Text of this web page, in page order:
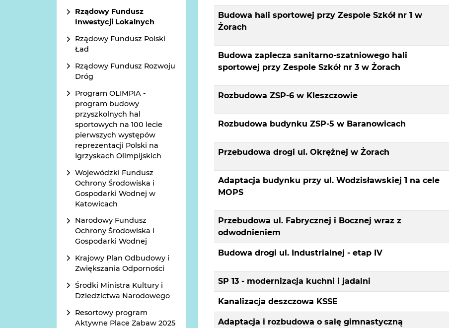
Rządowy Fundusz
Inwestycji Lokalnych
Rządowy Fundusz Polski
Ład
Rządowy Fundusz Rozwoju
Dróg
Program OLIMPIA -
program budowy
przyszkolnych hal
sportowych na 100 lecie
pierwszych występów
reprezentacji Polski na
Igrzyskach Olimpijskich
Wojewódzki Fundusz
Ochrony Środowiska i
Gospodarki Wodnej w
Katowicach
Narodowy Fundusz
Ochrony Środowiska i
Gospodarki Wodnej
Krajowy Plan Odbudowy i
Zwiększania Odporności
Środki Ministra Kultury i
Dziedzictwa Narodowego
Resortowy program
Aktywne Place Zabaw 2025
Budowa hali sportowej przy Zespole Szkół nr 1 w
Żorach
Budowa zaplecza sanitarno-szatniowego hali
sportowej przy Zespole Szkół nr 3 w Żorach
Rozbudowa ZSP-6 w Kleszczowie
Rozbudowa budynku ZSP-5 w Baranowicach
Przebudowa drogi ul. Okrężnej w Żorach
Adaptacja budynku przy ul. Wodzisławskiej 1 na cele
MOPS
Przebudowa ul. Fabrycznej i Bocznej wraz z
odwodnieniem
Budowa drogi ul. Industrialnej - etap IV
SP 13 - modernizacja kuchni i jadalni
Kanalizacja deszczowa KSSE
Adaptacja i rozbudowa o salę gimnastyczną